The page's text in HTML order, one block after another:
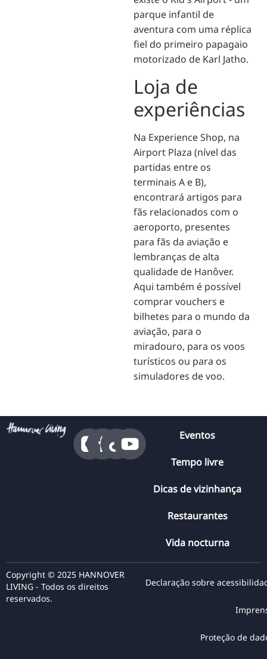
parque infantil de
aventura com uma réplica
fiel do primeiro papagaio
motorizado de Karl Jatho.
Loja de
experiências
Na Experience Shop, na
Airport Plaza (nível das
partidas entre os
terminais A e B),
encontrará artigos para
fãs relacionados com o
aeroporto, presentes
para fãs da aviação e
lembranças de alta
qualidade de Hanôver.
Aqui também é possível
comprar vouchers e
bilhetes para o mundo da
aviação, para o
miradouro, para os voos
turísticos ou para os
simuladores de voo.
Eventos
Tempo livre
Dicas de vizinhança
Restaurantes
Vida nocturna
Copyright © 2025 HANNOVER
LIVING - Todos os direitos
reservados.
Declaração sobre
Proteção de